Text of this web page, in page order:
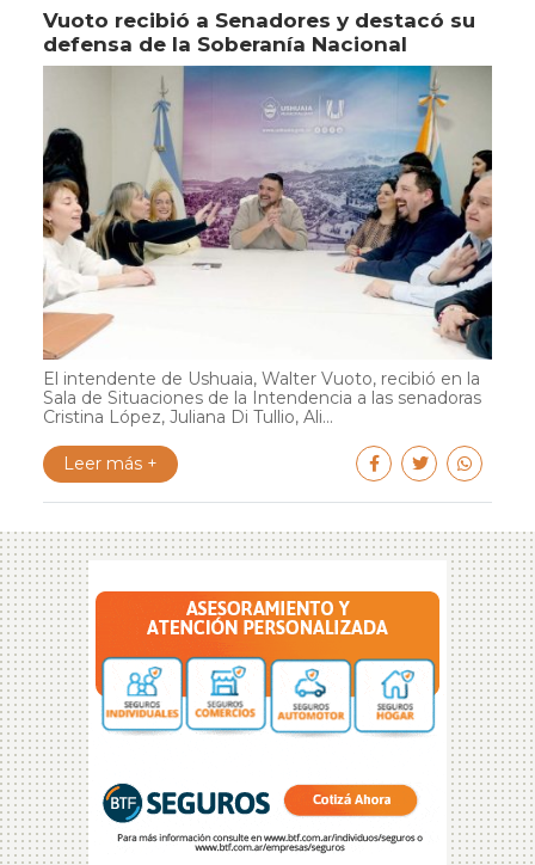
Vuoto recibió a Senadores y destacó su
defensa de la Soberanía Nacional
El intendente de Ushuaia, Walter Vuoto, recibió en la
Sala de Situaciones de la Intendencia a las senadoras
Cristina López, Juliana Di Tullio, Ali...
Leer más +